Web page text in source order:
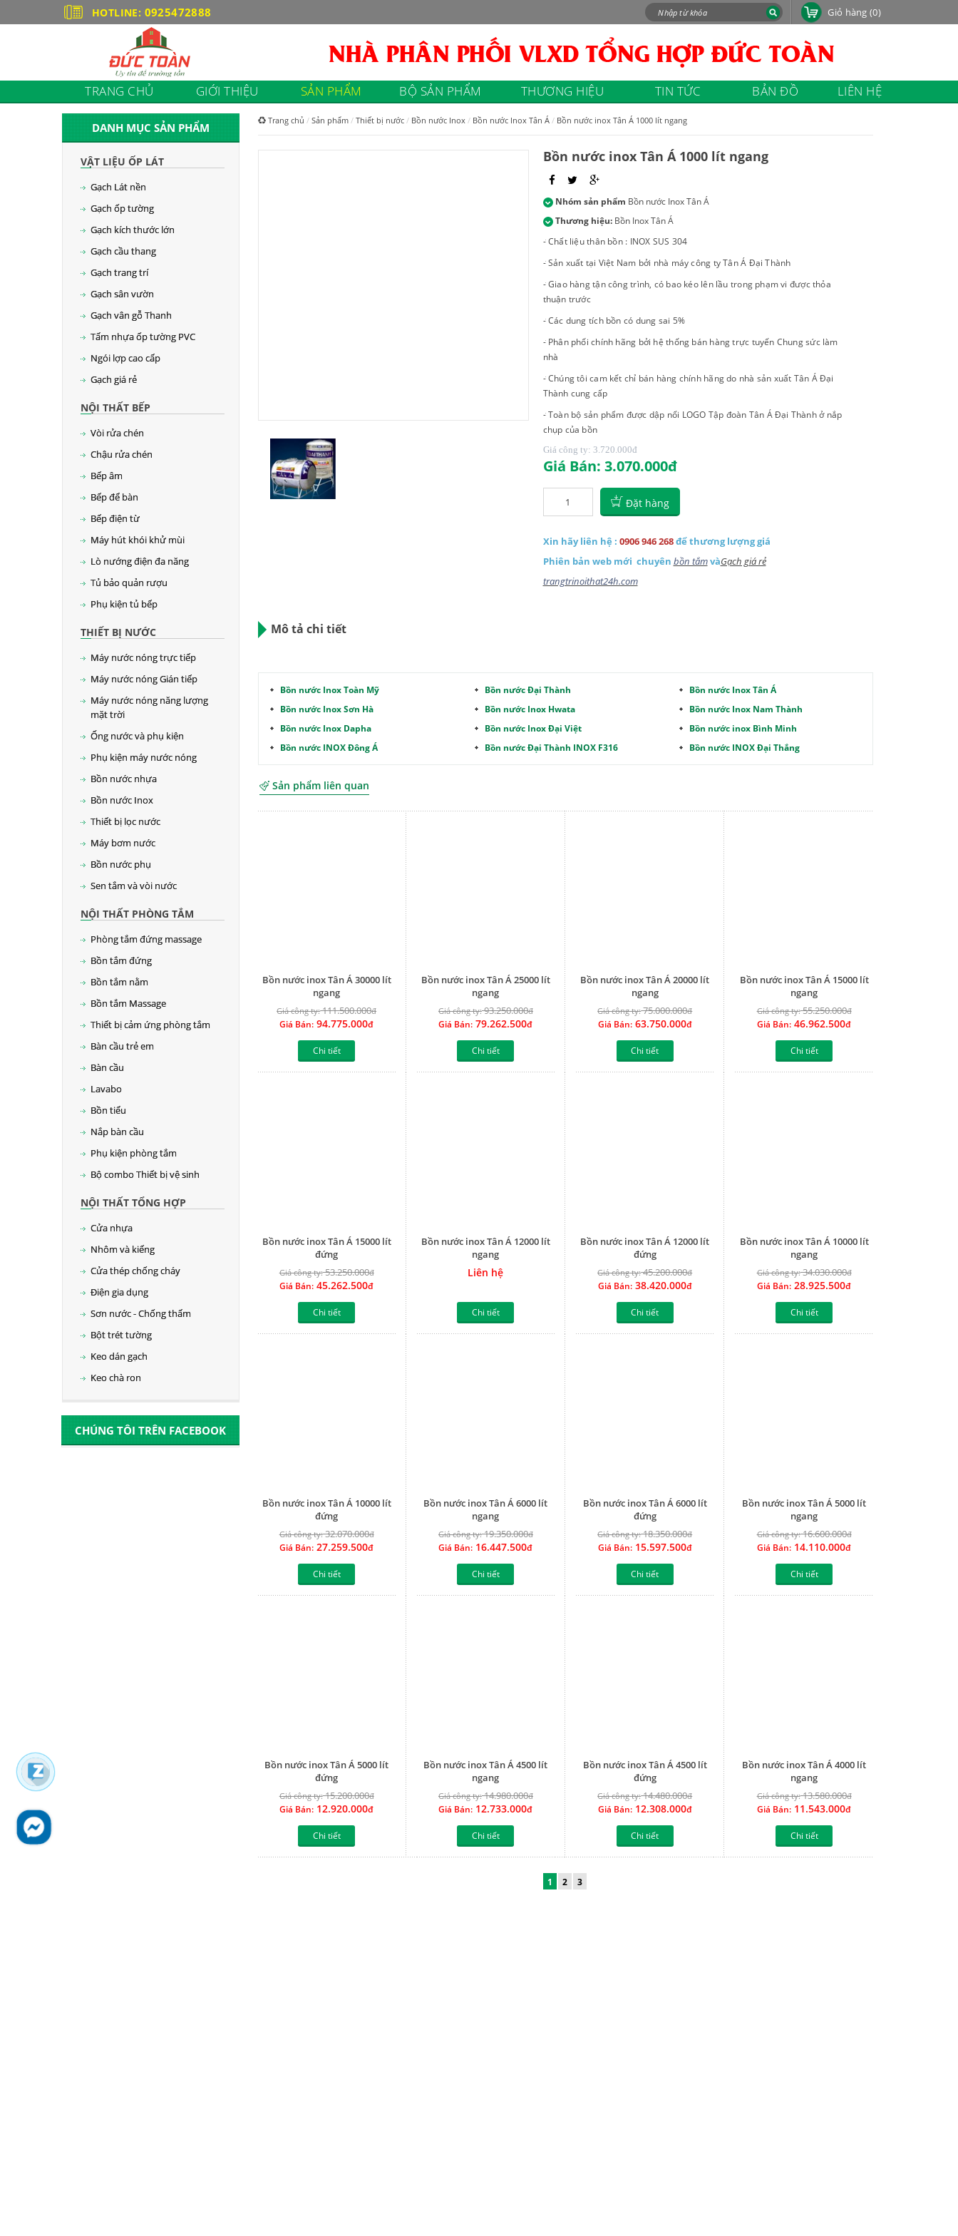
HOTLINE: 0925472888 Giỏ hàng(0)
TRANG CHỦ GIỚI THIỆU SẢN PHẨM BỘ SẢN PHẨM THƯƠNG HIỆU TIN TỨC BẢN ĐỒ LIÊN HỆ
DANH MỤC SẢN PHẨM
VẬT LIỆU ỐP LÁT
Gạch Lát nền
Gạch ốp tường
Gạch kích thước lớn
Gạch cầu thang
Gạch trang trí
Gạch sân vườn
Gạch vân gỗ Thanh
Tấm nhựa ốp tường PVC
Ngói lợp cao cấp
Gạch giá rẻ
NỘI THẤT BẾP
Vòi rửa chén
Chậu rửa chén
Bếp âm
Bếp để bàn
Bếp điện từ
Máy hút khói khử mùi
Lò nướng điện đa năng
Tủ bảo quản rượu
Phụ kiện tủ bếp
THIẾT BỊ NƯỚC
Máy nước nóng trực tiếp
Máy nước nóng Gián tiếp
Máy nước nóng năng lượng
mặt trời
Ống nước và phụ kiện
Phụ kiện máy nước nóng
Bồn nước nhựa
Bồn nước Inox
Thiết bị lọc nước
Máy bơm nước
Bồn nước phụ
Sen tắm và vòi nước
NỘI THẤT PHÒNG TẮM
Phòng tắm đứng massage
Bồn tắm đứng
Bồn tắm nằm
Bồn tắm Massage
Thiết bị cảm ứng phòng tắm
Bàn cầu trẻ em
Bàn cầu
Lavabo
Bồn tiểu
Nắp bàn cầu
Phụ kiện phòng tắm
Bộ combo Thiết bị vệ sinh
NỘI THẤT TỔNG HỢP
Cửa nhựa
Nhôm và kiếng
Cửa thép chống cháy
Điện gia dụng
Sơn nước - Chống thấm
Bột trét tường
Keo dán gạch
Keo chà ron
CHÚNG TÔI TRÊN FACEBOOK
Trang chủ Sản phẩm Thiết bị nước Bồn nước Inox Bồn nước Inox Tân Á Bồn nước inox Tân Á 1000 lít ngang
Bồn nước inox Tân Á 1000 lít ngang
Nhóm sản phẩm Bồn nước Inox Tân Á
Thương hiệu: Bồn Inox Tân Á
- Chất liệu thân bồn : INOX SUS 304
- Sản xuất tại Việt Nam bởi nhà máy công ty Tân Á Đại Thành
- Giao hàng tận công trình, có bao kéo lên lầu trong phạm vi được thỏa
thuận trước
- Các dung tích bồn có dung sai 5%
- Phân phối chính hãng bởi hệ thống bán hàng trực tuyến Chung sức làm
nhà
- Chúng tôi cam kết chỉ bán hàng chính hãng do nhà sản xuất Tân Á Đại
Thành cung cấp
- Toàn bộ sản phẩm được dập nổi LOGO Tập đoàn Tân Á Đại Thành ở nắp
chụp của bồn
Giá công ty: 3.720.000đ
Giá Bán: 3.070.000đ
Đặt hàng
Xin hãy liên hệ : 0906 946 268để thương lượng giá
Phiên bản web mới chuyên bồn tắmvàGạch giá rẻ
trangtrinoithat24h.com
Mô tả chi tiết
Bồn nước Inox Toàn Mỹ Bồn nước Đại Thành
Bồn nước Inox Tân Á
Bồn nước Inox Sơn Hà
Bồn nước Inox Hwata
Bồn nước Inox Nam Thành
Bồn nước Inox Dapha
Bồn nước Inox Đại Việt
Bồn nước inox Bình Minh
Bồn nước INOX Đông Á
Bồn nước Đại Thành INOX F316 Bồn nước INOX Đại Thắng
Sản phẩm liên quan
Bồn nước inox Tân Á 30000 lít
ngang
Giá công ty:111.500.000đ
Giá Bán: 94.775.000đ
Chi tiết
Bồn nước inox Tân Á 25000 lít
ngang
Giá công ty:93.250.000đ
Giá Bán: 79.262.500đ
Chi tiết
Bồn nước inox Tân Á 20000 lít
ngang
Giá công ty:75.000.000đ
Giá Bán:63.750.000đ
Chi tiết
Bồn nước inox Tân Á 15000 lít
ngang
Giá công ty:55.250.000đ
Giá Bán: 46.962.500đ
Chi tiết
Bồn nước inox Tân Á 15000 lít
đứng
Giá công ty:53.250.000đ
Giá Bán: 45.262.500đ
Chi tiết
Bồn nước inox Tân Á 12000 lít
ngang
Liên hệ
Chi tiết
Bồn nước inox Tân Á 12000 lít
đứng
Giá công ty:45.200.000đ
Giá Bán:38.420.000đ
Chi tiết
Bồn nước inox Tân Á 10000 lít
ngang
Giá công ty:34.030.000đ
Giá Bán: 28.925.500đ
Chi tiết
Bồn nước inox Tân Á 10000 lít
đứng
Giá công ty:32.070.000đ
Giá Bán: 27.259.500đ
Chi tiết
Bồn nước inox Tân Á 6000 lít
ngang
Giá công ty:19.350.000đ
Giá Bán: 16.447.500đ
Chi tiết
Bồn nước inox Tân Á 6000 lít
đứng
Giá công ty:18.350.000đ
Giá Bán:15.597.500đ
Chi tiết
Bồn nước inox Tân Á 5000 lít
ngang
Giá công ty:16.600.000đ
Giá Bán: 14.110.000đ
Chi tiết
Bồn nước inox Tân Á 5000 lít
đứng
Giá công ty:15.200.000đ
Giá Bán: 12.920.000đ
Chi tiết
Bồn nước inox Tân Á 4500 lít
ngang
Giá công ty:14.980.000đ
Giá Bán: 12.733.000đ
Chi tiết
Bồn nước inox Tân Á 4500 lít
đứng
Giá công ty:14.480.000đ
Giá Bán:12.308.000đ
Chi tiết
Bồn nước inox Tân Á 4000 lít
ngang
Giá công ty:13.580.000đ
Giá Bán: 11.543.000đ
Chi tiết
1 2 3